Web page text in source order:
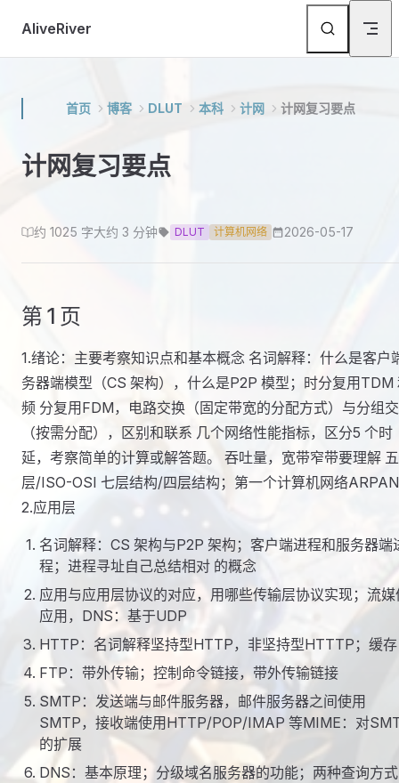
Skip to content
AliveRiver
首页 博客 DLUT 本科 计网 计网复习要点
计网复习要点
约 1025 字大约 3 分钟 DLUT 计算机网络 2026-05-17
第 1 页
1.绪论：主要考察知识点和基本概念 名词解释：什么是客户
务器端模型（CS 架构），什么是P2P 模型；时分复用TDM
频 分复用FDM，电路交换（固定带宽的分配方式）与分组
（按需分配），区别和联系 几个网络性能指标，区分5 个时
延，考察简单的计算或解答题。 吞吐量，宽带窄带要理解 五
层/ISO-OSI 七层结构/四层结构；第一个计算机网络
2.应用层
名词解释：CS 架构与P2P 架构；客户端进程和服务器端
程；进程寻址自己总结相对 的概念
应用与应用层协议的对应，用哪些传输层协议实现；流媒
应用，DNS：基于UDP
HTTP：名词解释坚持型HTTP，非坚持型HTTTP；缓存
FTP：带外传输；控制命令链接，带外传输链接
SMTP：发送端与邮件服务器，邮件服务器之间使用
SMTP，接收端使用HTTP/POP/IMAP 等MIME：对
的扩展
DNS：基本原理；分级域名服务器的功能；两种查询方